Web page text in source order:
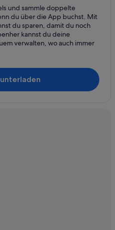
la-Touques
la-Touques
Hotels
sur-Mer
sur-Mer
sur-Mer
und sammle doppelte
du über die App buchst. Mit
du sparen, damit du noch
kannst du deine
verwalten, wo auch immer